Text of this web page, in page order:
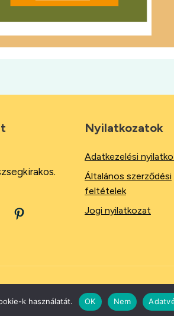
Nyilatkozatok
Adatkezelési
Általános szerződési
feltételek
Jogi nyilatkozat
k használatát. OK Nem